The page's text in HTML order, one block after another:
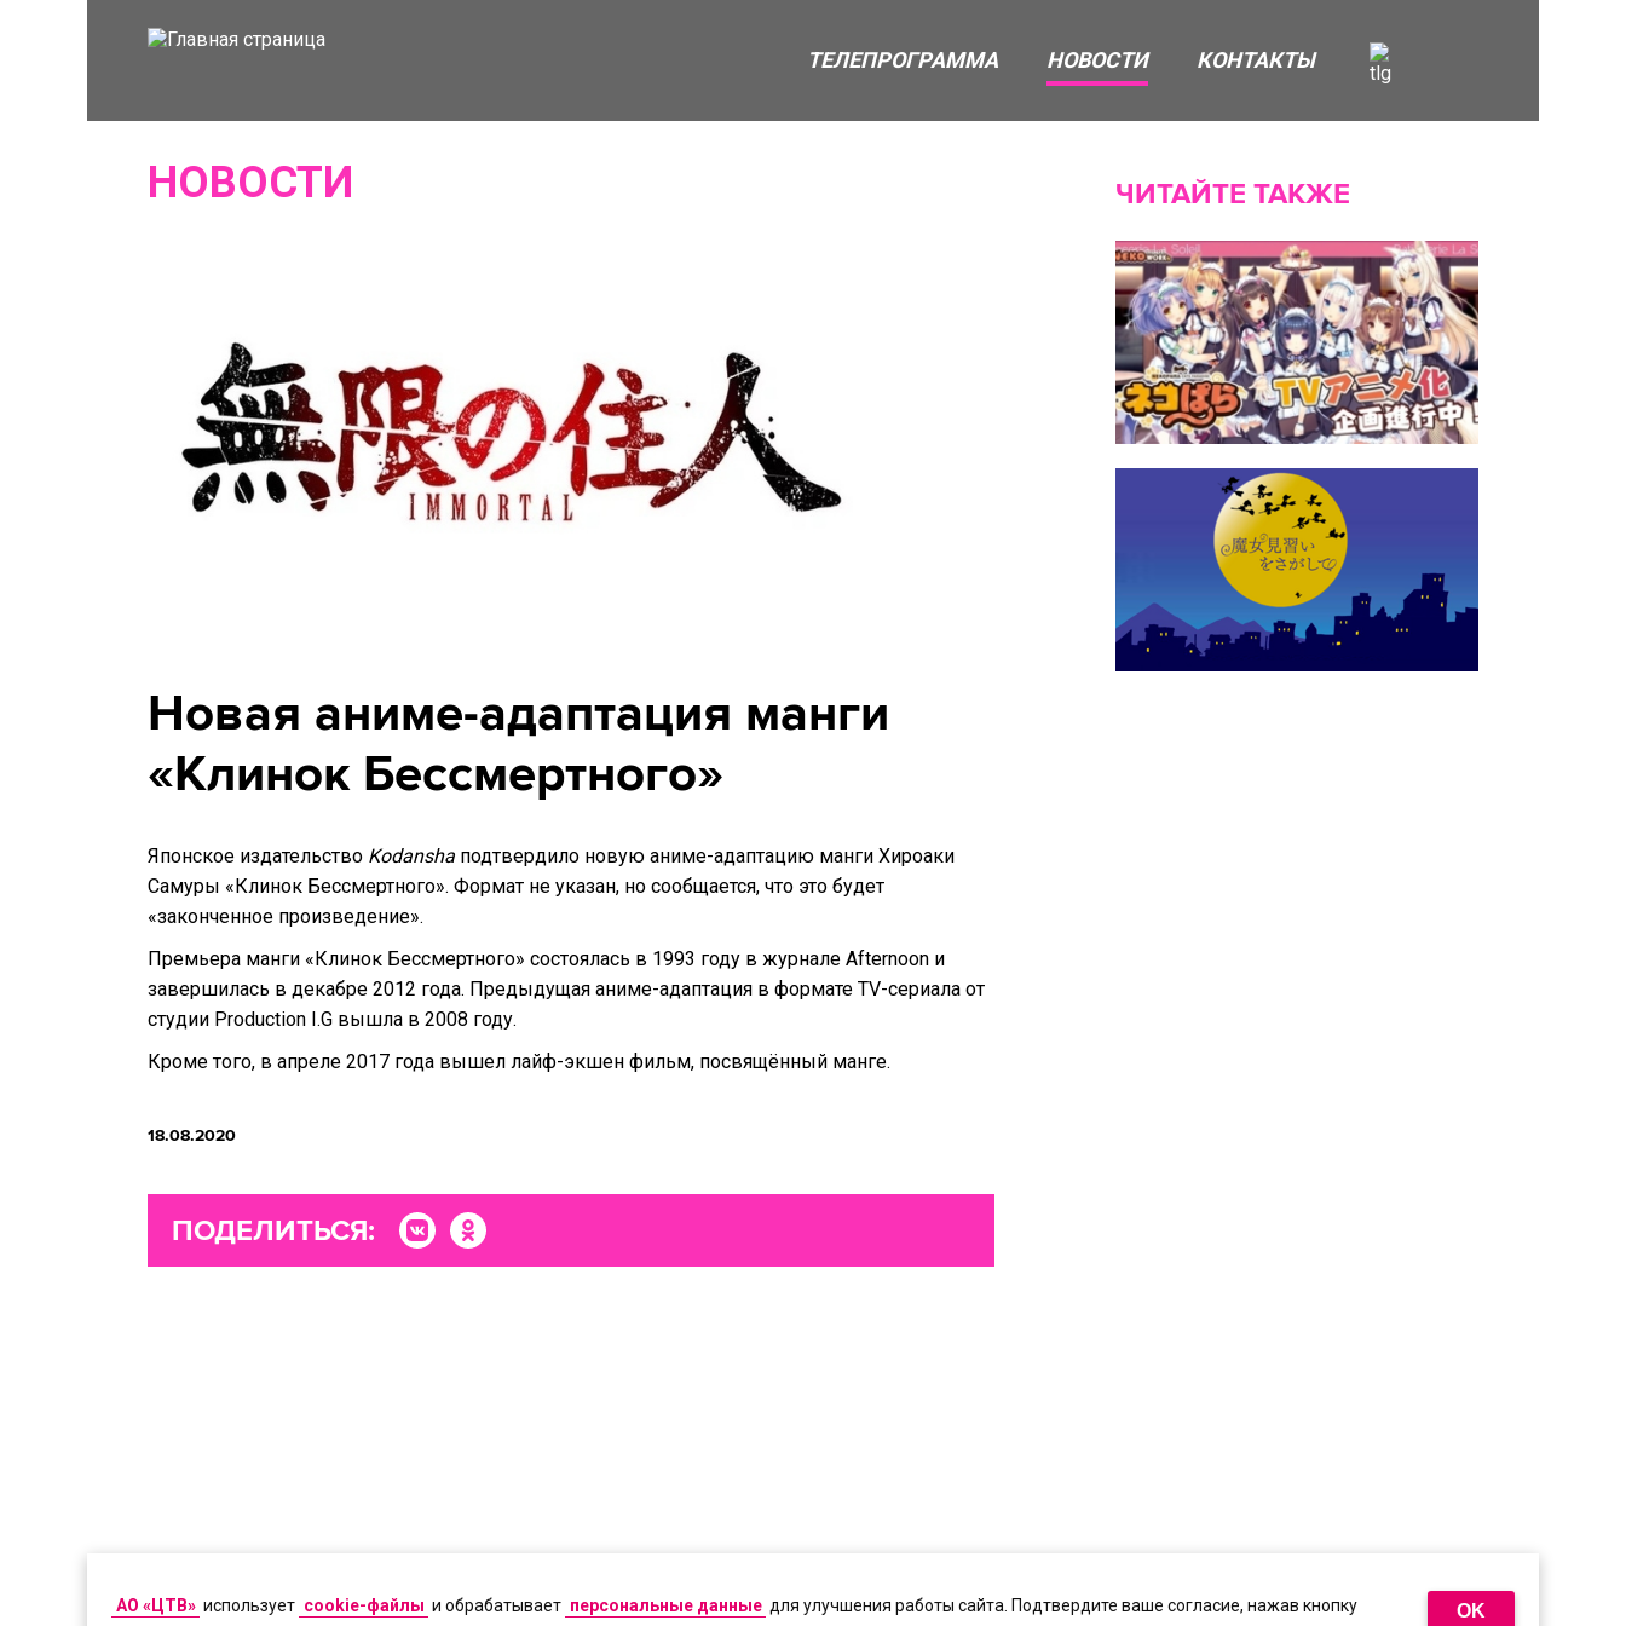
ТЕЛЕПРОГРАММА НОВОСТИ КОНТАКТЫ
НОВОСТИ
Новая аниме-адаптация манги
«Клинок Бессмертного»
Японское издательство Kodansha подтвердило новую аниме-адаптацию манги Хироаки
Самуры «Клинок Бессмертного». Формат не указан, но сообщается, что это будет
«законченное произведение».
Премьера манги «Клинок Бессмертного» состоялась в 1993 году в журнале Afternoon и
завершилась в декабре 2012 года. Предыдущая аниме-адаптация в формате TV-сериала от
студии Production I.G вышла в 2008 году.
Кроме того, в апреле 2017 года вышел лайф-экшен фильм, посвящённый манге.
18.08.2020
ПОДЕЛИТЬСЯ:
ЧИТАЙТЕ ТАКЖЕ
АО «ЦТВ» использует cookie-файлы и обрабатывает персональные данные для улучшения работы сайта. Подтвердите ваше согласие, нажав кнопку OK